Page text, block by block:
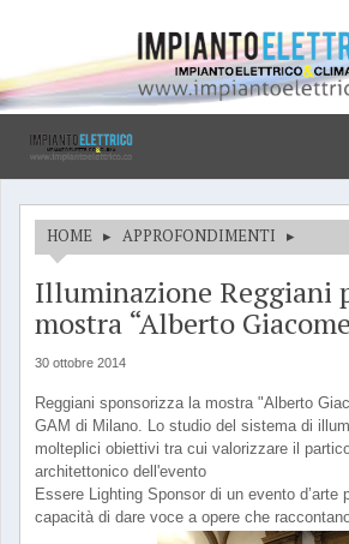
HOME ▸ APPROFONDIMENTI ▸
Illuminazione Reggiani
mostra “Alberto
30 ottobre 2014
Reggiani sponsorizza la mostra "Alberto
GAM di Milano. Lo studio del sistema di
molteplici obiettivi tra cui valorizzare il
architettonico dell'evento
Essere Lighting Sponsor di un evento d’arte
capacità di dare voce a opere che